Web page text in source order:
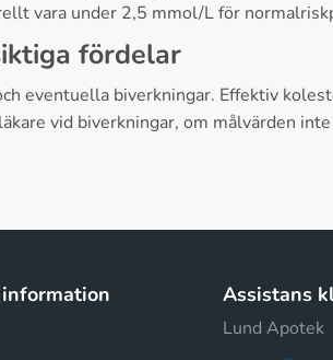
vara under 2,5 mmol/L för
fördelar
eventuella biverkningar. Effektiv
vid biverkningar, om målvärden
Assistans
Lund Apotek